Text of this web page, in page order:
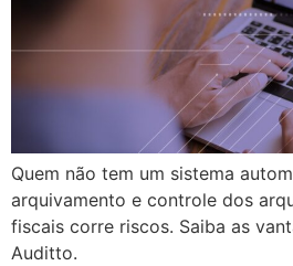
Quem não tem um sistema
arquivamento e controle dos
fiscais corre riscos. Saiba as
Auditto.